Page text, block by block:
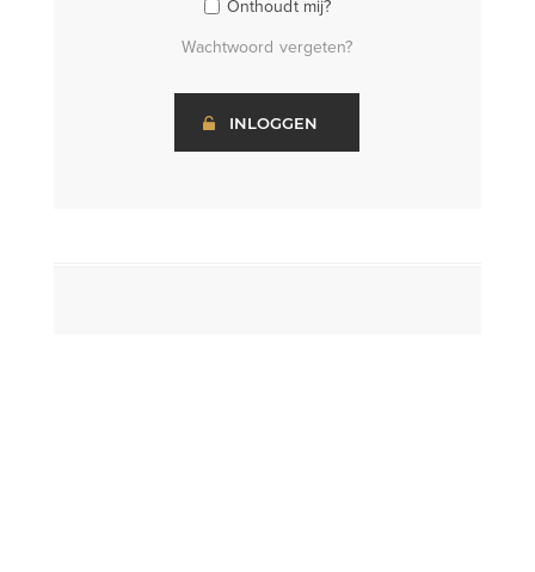
Onthoudt mij?
Wachtwoord vergeten?
INLOGGEN